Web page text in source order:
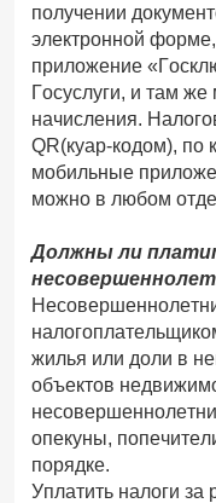
получении
электронной
приложение
Госуслуги, и там
начисления.
QR(куар-кодом), по
мобильные
можно в любом
Должны ли
жилья или доли в
объектов
опекуны,
порядке.
Уплатить налоги